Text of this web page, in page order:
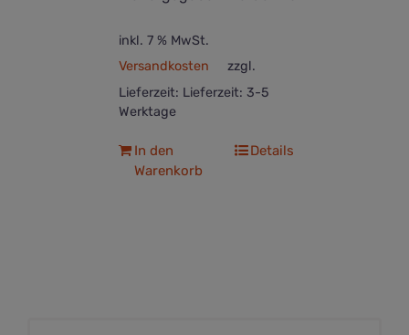
inkl. 7 % MwSt.
zzgl.
Versandkosten
Lieferzeit: Lieferzeit: 3-5
Werktage
In den
Warenkorb
Details